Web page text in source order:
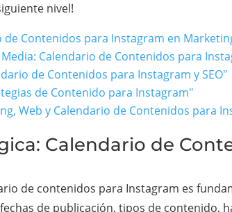
nivel!
de Contenidos para Instagram en
Calendario de Contenidos para
de Contenidos para Instagram y SEO"
de Contenido para Instagram"
Web y Calendario de Contenidos para
Calendario de
de contenidos para Instagram es
de publicación, tipos de contenido,